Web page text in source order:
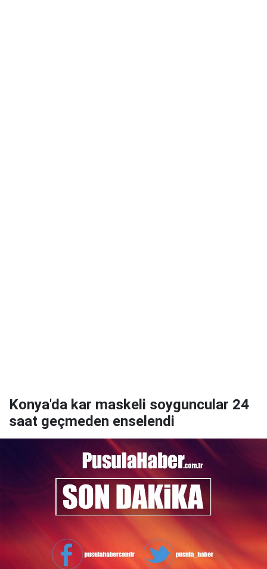
Konya'da kar maskeli soyguncular 24
saat geçmeden enselendi